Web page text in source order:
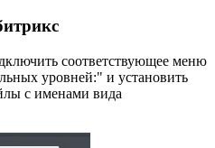
соответствующее меню
уровней:" и установить
с именами вида